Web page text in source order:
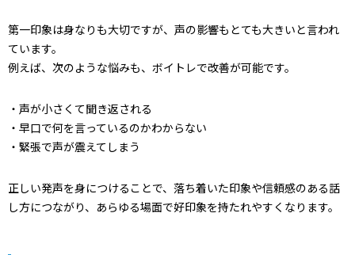
第一印象は身なりも大切ですが、声の影響もとても大きいと言われ
ています。
例えば、次のような悩みも、ボイトレで改善が可能です。
・声が小さくて聞き返される
・早口で何を言っているのかわからない
・緊張で声が震えてしまう
正しい発声を身につけることで、落ち着いた印象や信頼感のある話
し方につながり、あらゆる場面で好印象を持たれやすくなります。